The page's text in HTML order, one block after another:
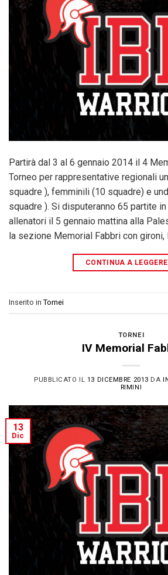
Partirà dal 3 al 6 gennaio 2014 il 4
Torneo per rappresentative regionali
squadre ), femminili (10 squadre) e
squadre ). Si disputeranno 65 partite
allenatori il 5 gennaio mattina alla
la sezione Memorial Fabbri con gironi,
CONTINUA A LEGGERE
Inserito in Tornei
TORNEI
IV Memorial
PUBBLICATO IL 13 DICEMBRE 2013 DA
RIMINI
13
Dic